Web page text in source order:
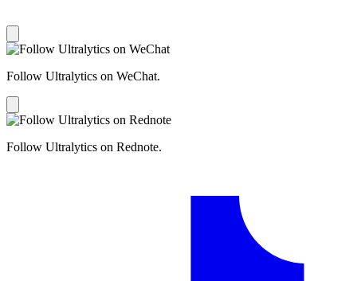
Follow Ultralytics on WeChat.
Follow Ultralytics on Rednote.